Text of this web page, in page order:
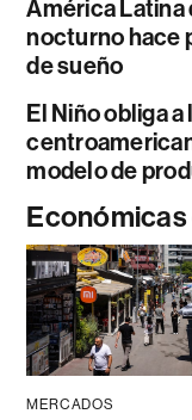
América Latina
nocturno hace
de sueño
El Niño obliga
modelo de
MERCADOS